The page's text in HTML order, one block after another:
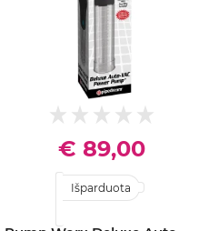
€ 89,00
Išparduota